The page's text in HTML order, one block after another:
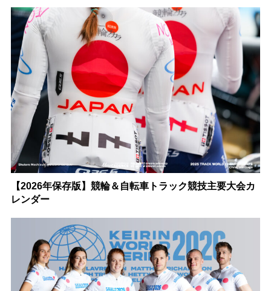
【2026年保存版】競輪＆自転車トラック競技主要大会カ
レンダー